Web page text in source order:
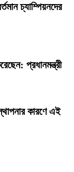
চ্যাম্পিয়নদের
প্রধানমন্ত্রী
কারণে এই